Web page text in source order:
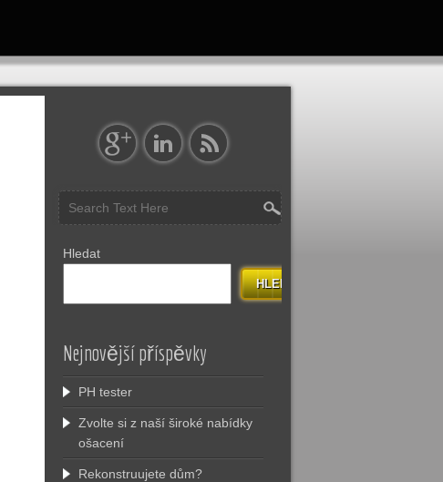
Hledat
HLEDAT
Nejnovější příspěvky
PH tester
Zvolte si z naší široké nabídky
ošacení
Rekonstruujete dům?